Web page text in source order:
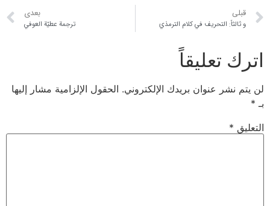
في كلام الترمذي ترجمة عطيّة العوفي
عنوان بريدك الإلكتروني. الحقول الإلزامية مشار إليها